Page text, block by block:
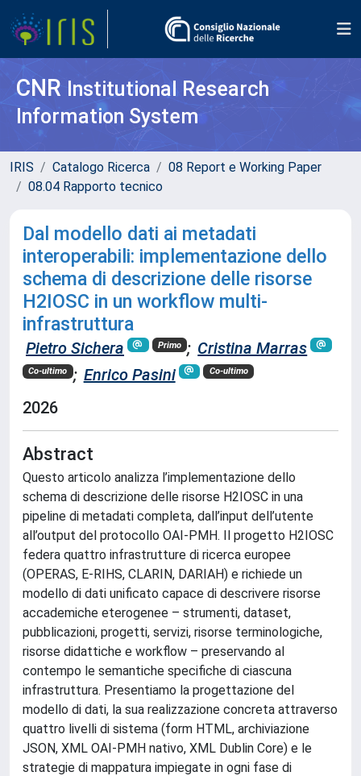
CNR Institutional Research
Information System
IRIS Catalogo Ricerca
08 Report e Working Paper
08.04 Rapporto tecnico
Dal modello dati ai metadati
interoperabili: implementazione dello
schema di descrizione delle risorse
H2IOSC in un workflow multi-
infrastruttura
Pietro Sichera Primo ; Cristina Marras
Co-ultimo ; Enrico Pasini Co-ultimo
2026
Abstract
Questo articolo analizza l’implementazione dello
schema di descrizione delle risorse H2IOSC in una
pipeline di metadati completa, dall’input dell’utente
all’output del protocollo OAI-PMH. Il progetto H2IOSC
federa quattro infrastrutture di ricerca europee
(OPERAS, E-RIHS, CLARIN, DARIAH) e richiede un
modello di dati unificato capace di descrivere risorse
accademiche eterogenee – strumenti, dataset,
pubblicazioni, progetti, servizi, risorse terminologiche,
risorse didattiche e workflow – preservando al
contempo le semantiche specifiche di ciascuna
infrastruttura. Presentiamo la progettazione del
modello di dati, la sua realizzazione concreta attraverso
quattro livelli di sistema (form HTML, archiviazione
JSON, XML OAI-PMH nativo, XML Dublin Core) e le
strategie di mappatura impiegate in ogni fase di